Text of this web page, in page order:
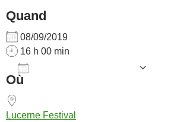
Quand
08/09/2019
16 h 00 min
Où
Lucerne Festival